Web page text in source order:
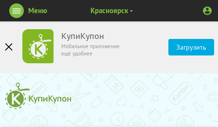
КупиКупон
Мобильное приложение
ещё удобнее
Загрузить
Меню Красноярск